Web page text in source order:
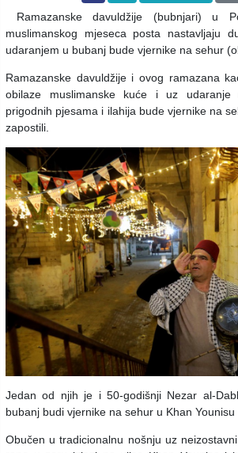
Ramazanske davuldžije (bubnjari) u
muslimanskog mjeseca posta nastavljaju
udaranjem u bubanj bude vjernike na sehur
Ramazanske davuldžije i ovog ramazana
obilaze muslimanske kuće i uz
prigodnih pjesama i ilahija bude vjernike na
zapostili.
Jedan od njih je i 50-godišnji Nezar al-
bubanj budi vjernike na sehur u Khan Younisu
Obučen u tradicionalnu nošnju uz